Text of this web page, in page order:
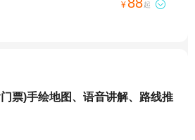
¥ 起 
票)手绘地图、语音讲解、路线推